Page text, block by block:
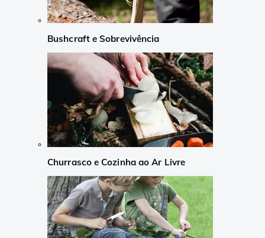
Bushcraft e Sobrevivência
Churrasco e Cozinha ao Ar Livre